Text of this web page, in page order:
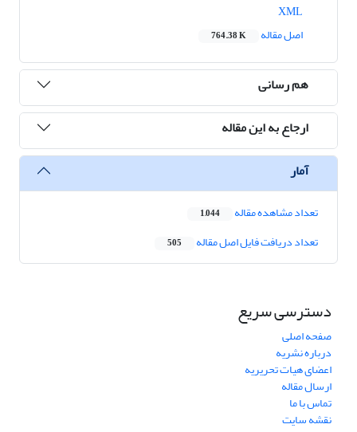
اصل مقاله
764.38 K
هم رسانی
ارجاع به این مقاله
آمار
تعداد مشاهده مقاله 1,044
تعداد دریافت فایل اصل مقاله 505
دسترسی سریع
صفحه اصلی
درباره نشریه
اعضای هیات تحریریه
ارسال مقاله
تماس با ما
نقشه سایت